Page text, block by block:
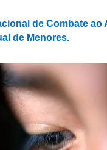
de Combate ao
de Menores.